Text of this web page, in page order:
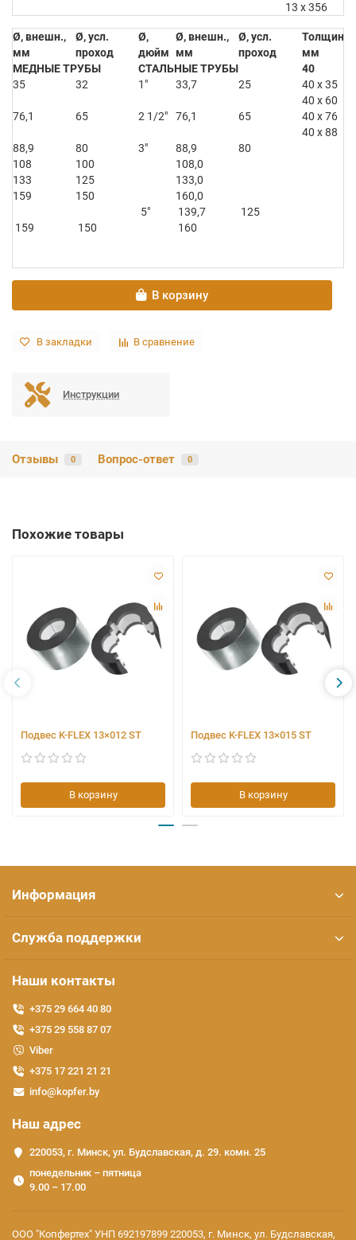
13 x 356
Ø, внешн.,
мм
Ø, усл.
проход
Ø,
дюйм
Ø, внешн.,
мм
Ø, усл.
проход
Толщина
мм
МЕДНЫЕ ТРУБЫ
СТАЛЬНЫЕ ТРУБЫ
40
35
32 1″ 33,7 25
40 x 35
40 x 60
76,1
65 2 1/2″ 76,1 65
40 x 76
40 x 88
88,9
80 3″ 88,9
80
108
100
108,0
133
125
133,0
159
150
160,0
5″
139,7
125
159
150 160
В корзину
В закладки В сравнение
Инструкции
Отзывы 0 Вопрос-ответ 0
Похожие товары
Подвес K-FLEX 13×012 ST
В корзину
Подвес K-FLEX 13×015 ST
В корзину
Информация
Служба поддержки
Наши контакты
+375 29 664 40 80
+375 29 558 87 07
Viber
+375 17 221 21 21
info@kopfer.by
Наш адрес
220053, г. Минск, ул. Будславская, д. 29. комн. 25
понедельник – пятница
9.00 – 17.00
ООО "Копфертех" УНП 692197899 220053, г. Минск, ул. Будславская,